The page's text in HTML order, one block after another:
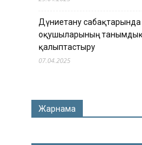
Дүниетану
оқушыларының танымдық
қалыптастыру
07.04.2025
Жарнама